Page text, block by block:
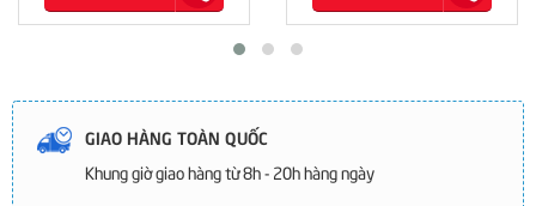
GIAO HÀNG TOÀN QUỐC
Khung giờ giao hàng từ 8h - 20h hàng ngày